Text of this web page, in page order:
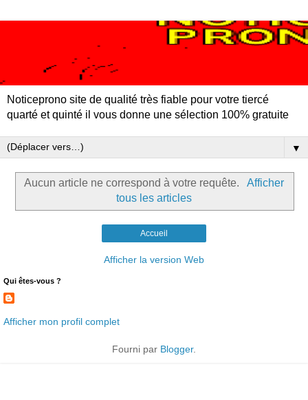
Noticeprono site de qualité très fiable pour votre tiercé
quarté et quinté il vous donne une sélection 100% gratuite
▼
Aucun article ne correspond à votre requête.
Afficher
tous les articles
Accueil
Afficher la version Web
Qui êtes-vous ?
Afficher mon profil complet
Fourni par Blogger.